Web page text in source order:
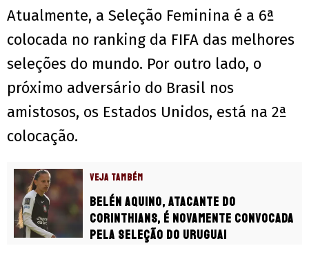
Atualmente, a Seleção Feminina é a 6ª
colocada no ranking da FIFA das melhores
seleções do mundo. Por outro lado, o
próximo adversário do Brasil nos
amistosos, os Estados Unidos, está na 2ª
colocação.
VEJA TAMBÉM
Belén Aquino, atacante do
Corinthians, é novamente convocada
pela Seleção do Uruguai